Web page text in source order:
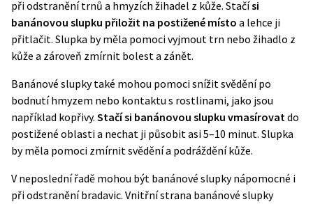
při odstranění trnů a hmyzích žihadel z kůže. Stačísi
banánovou slupku přiložit na postižené místo a lehce ji
přitlačit. Slupka by měla pomoci vyjmout trn nebo žihadlo z
kůže a zároveň zmírnit bolest a zánět.
Banánové slupky také mohou pomoci snížit svědění po
bodnutí hmyzem nebo kontaktu s rostlinami, jako jsou
například kopřivy. Stačí si banánovou slupku vmasírovatdo
postižené oblasti a nechat ji působit asi 5–10 minut. Slupka
by měla pomoci zmírnit svědění a podráždění kůže.
V neposlední řadě mohou být banánové slupky nápomocné i
při odstranění bradavic. Vnitřní strana banánové slupky